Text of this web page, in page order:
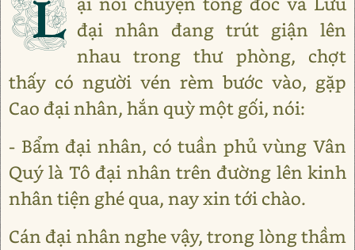
L đại nhân đang trút giận lên
nhau trong thư phòng, chợt
thấy có người vén rèm bước vào, gặp
Cao đại nhân, hắn quỳ một gối, nói:
- Bẩm đại nhân, có tuần phủ vùng Vân
Quý là Tô đại nhân trên đường lên kinh
nhân tiện ghé qua, nay xin tới chào.
Cán đại nhân nghe vậy, trong lòng thầm